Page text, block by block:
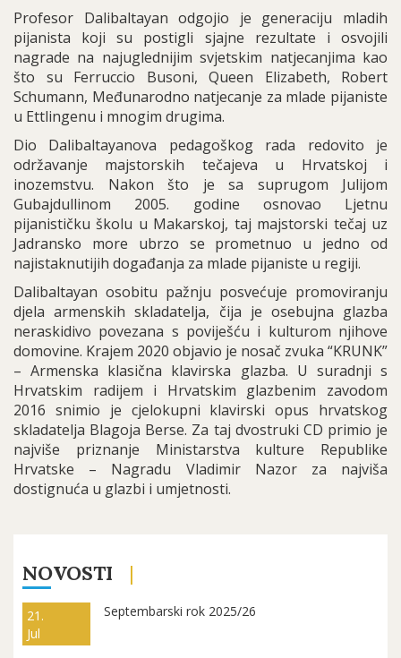
Profesor Dalibaltayan odgojio je generaciju mladih
pijanista koji su postigli sjajne rezultate i osvojili
nagrade na najuglednijim svjetskim natjecanjima kao
što su Ferruccio Busoni, Queen Elizabeth, Robert
Schumann, Međunarodno natjecanje za mlade pijaniste
u Ettlingenu i mnogim drugima.
Dio Dalibaltayanova pedagoškog rada redovito je
održavanje majstorskih tečajeva u Hrvatskoj i
inozemstvu. Nakon što je sa suprugom Julijom
Gubajdullinom 2005. godine osnovao Ljetnu
pijanističku školu u Makarskoj, taj majstorski tečaj uz
Jadransko more ubrzo se prometnuo u jedno od
najistaknutijih događanja za mlade pijaniste u regiji.
Dalibaltayan osobitu pažnju posvećuje promoviranju
djela armenskih skladatelja, čija je osebujna glazba
neraskidivo povezana s poviješću i kulturom njihove
domovine. Krajem 2020 objavio je nosač zvuka “KRUNK”
– Armenska klasična klavirska glazba. U suradnji s
Hrvatskim radijem i Hrvatskim glazbenim zavodom
2016 snimio je cjelokupni klavirski opus hrvatskog
skladatelja Blagoja Berse. Za taj dvostruki CD primio je
najviše priznanje Ministarstva kulture Republike
Hrvatske – Nagradu Vladimir Nazor za najviša
dostignuća u glazbi i umjetnosti.
NOVOSTI
21.
Jul
Septembarski rok 2025/26